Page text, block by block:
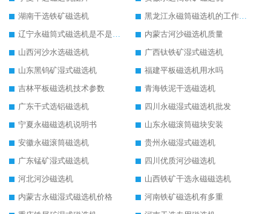
湖南干选铁矿磁选机
黑龙江永磁筒磁选机的工作原理
辽宁永磁筒式磁选机是不是强磁
内蒙古河沙磁选机质量
山西河沙水选磁选机
广西钛铁矿湿式磁选机
山东黑钨矿湿式磁选机
福建平板磁选机用水吗
吉林平板磁选机技术参数
青海铁泥干选磁选机
广东干式选铝磁选机
四川永磁湿式磁选机批发
宁夏永磁磁选机说明书
山东永磁滚筒磁块安装
安徽永磁滚筒磁选机
贵州永磁湿式磁选机
广东锰矿湿式磁选机
四川优质河沙磁选机
河北河沙磁选机
山西铁矿干选永磁磁选机
内蒙古永磁湿式磁选机价格
河南铁矿磁选机有多重